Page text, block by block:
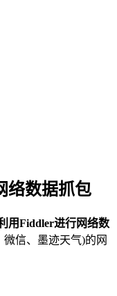
络数据抓包
用Fiddler进行网络数
信、墨迹天气)的网